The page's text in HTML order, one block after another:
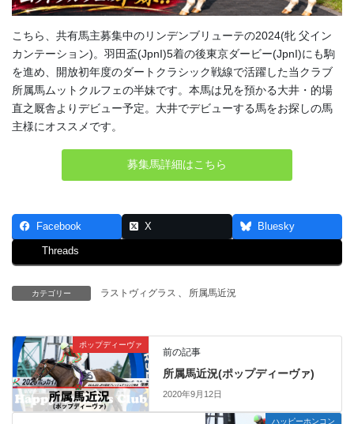
こちら、共有馬主募集中のリンデンブリューテの2024(牝 父イン
カンテーション)。羽田盃(JpnI)5着の後東京ダービー(JpnI)にも駒
を進め、開放初年度のダートクラシック戦線で活躍した当クラブ
所属馬ムットクルフェの半妹です。本馬は兄を預かる大井・的場
直之厩舎よりデビュー予定。大井でデビューする馬をお探しの馬
主様にオススメです。
募集馬詳細はこちら
Facebook X Bluesky
Threads
カテゴリー ラストヴィグラス 所属馬近況
ポップディーヴァ
前の記事
所属馬近況(ポップディーヴァ)
2020年9月12日
ハッピーホンコン